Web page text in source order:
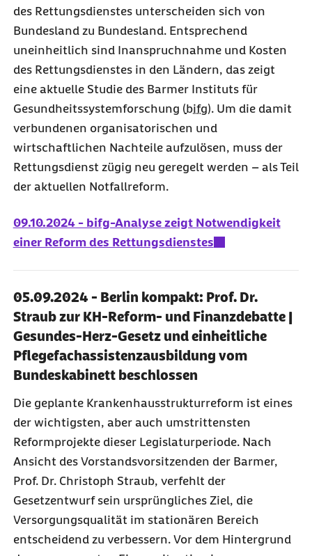
des Rettungsdienstes unterscheiden sich von
Bundesland zu Bundesland. Entsprechend
uneinheitlich sind Inanspruchnahme und Kosten
des Rettungsdienstes in den Ländern, das zeigt
eine aktuelle Studie des Barmer Instituts für
Gesundheitssystemforschung (bifg). Um die damit
verbundenen organisatorischen und
wirtschaftlichen Nachteile aufzulösen, muss der
Rettungsdienst zügig neu geregelt werden – als Teil
der aktuellen Notfallreform.
09.10.2024 - bifg-Analyse zeigt Notwendigkeit
einer Reform des Rettungsdienstes
05.09.2024 - Berlin kompakt: Prof. Dr.
Straub zur KH-Reform- und Finanzdebatte |
Gesundes-Herz-Gesetz und einheitliche
Pflegefachassistenzausbildung vom
Bundeskabinett beschlossen
Die geplante Krankenhausstrukturreform ist eines
der wichtigsten, aber auch umstrittensten
Reformprojekte dieser Legislaturperiode. Nach
Ansicht des Vorstandsvorsitzenden der Barmer,
Prof. Dr. Christoph Straub, verfehlt der
Gesetzentwurf sein ursprüngliches Ziel, die
Versorgungsqualität im stationären Bereich
entscheidend zu verbessern. Vor dem Hintergrund